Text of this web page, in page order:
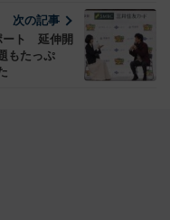
次の記事
ート 延伸開
もたっぷ